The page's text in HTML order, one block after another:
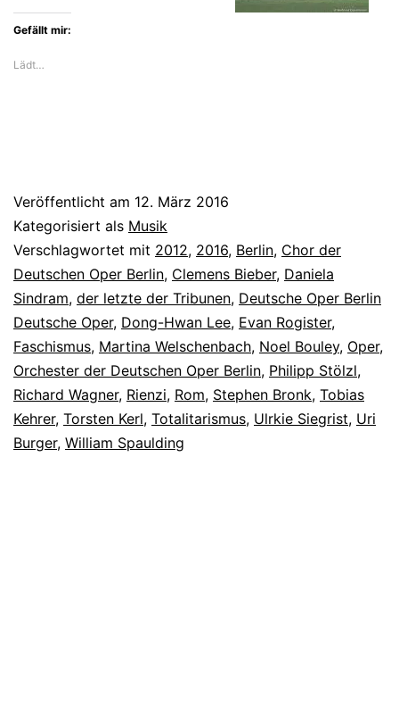
Optik
Gefällt mir:
Lädt…
Veröffentlicht am 12. März 2016
Kategorisiert als Musik
Verschlagwortet mit 2012, 2016, Berlin, Chor der
Deutschen Oper Berlin, Clemens Bieber, Daniela
Sindram, der letzte der Tribunen, Deutsche Oper Berlin
Deutsche Oper, Dong-Hwan Lee, Evan Rogister,
Faschismus, Martina Welschenbach, Noel Bouley, Oper,
Orchester der Deutschen Oper Berlin, Philipp Stölzl,
Richard Wagner, Rienzi, Rom, Stephen Bronk, Tobias
Kehrer, Torsten Kerl, Totalitarismus, Ulrkie Siegrist, Uri
Burger, William Spaulding